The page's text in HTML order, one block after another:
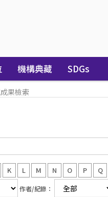
機構典藏 SDGs
果檢索
K L M N O P Q
作者/紀錄：